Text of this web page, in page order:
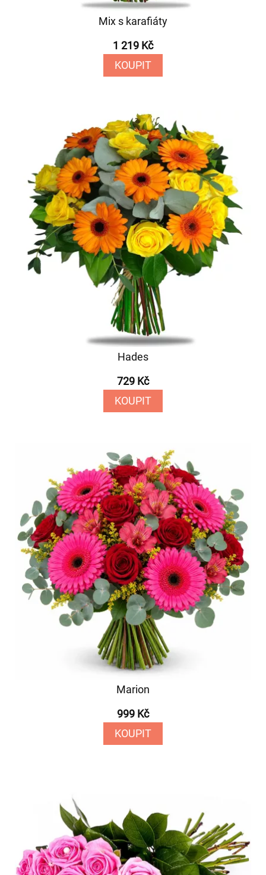
Mix s karafiáty
1 219 Kč
KOUPIT
Hades
729 Kč
KOUPIT
Marion
999 Kč
KOUPIT